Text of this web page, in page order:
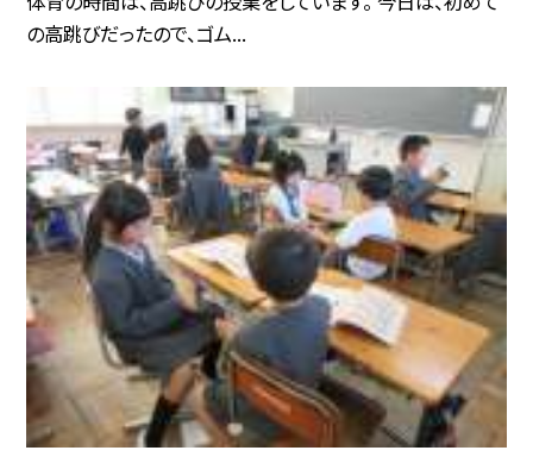
の高跳びだったので、ゴム...